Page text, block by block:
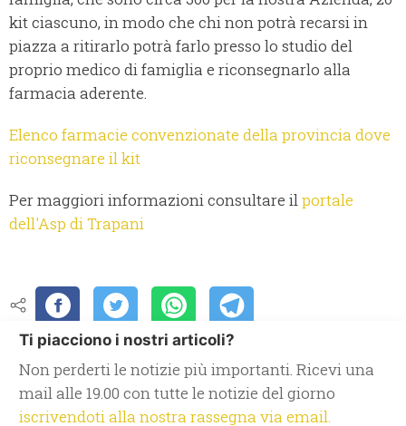
kit ciascuno, in modo che chi non potrà recarsi in
piazza a ritirarlo potrà farlo presso lo studio del
proprio medico di famiglia e riconsegnarlo alla
farmacia aderente.
Elenco farmacie convenzionate della provincia dove
riconsegnare il kit
Per maggiori informazioni consultare ilportale
dell'Asp di Trapani
Ti piacciono i nostri articoli?
Non perderti le notizie più importanti. Ricevi una
mail alle 19.00 con tutte le notizie del giorno
iscrivendoti alla nostra rassegna via email.